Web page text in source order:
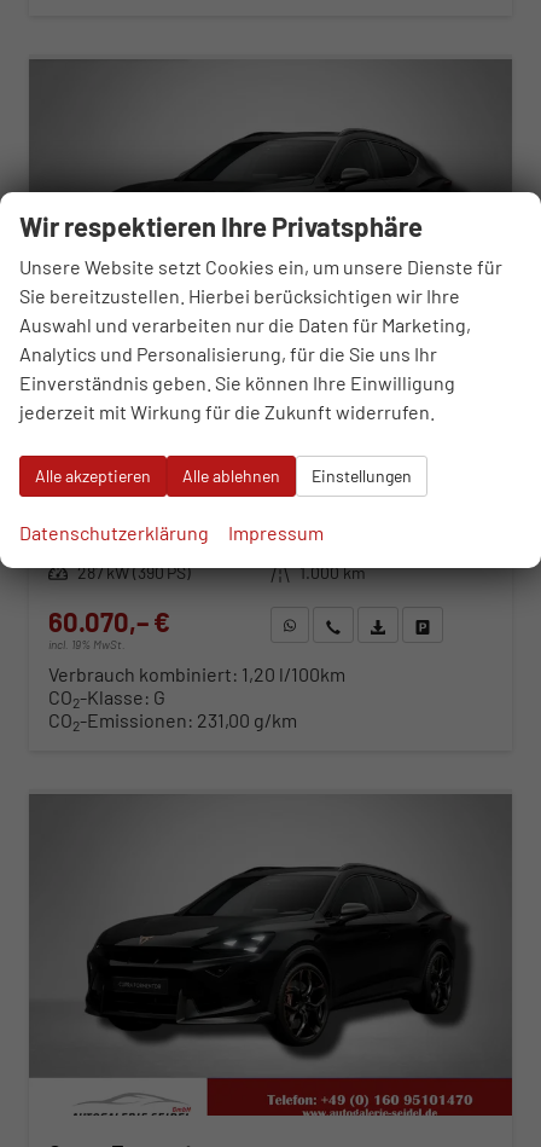
Cupra Formentor
Kraftstoff Benzin Außenfarbe Midnight Schwarz Metallic
Leistung 287 kW (390 PS) Kilometerstand 1.000 km
60.070,– €
incl. 19% MwSt.
WhatsApp anfragen
Wir rufen Sie anFahrzeugexposé (PDF)
Verbrauch kombiniert: 1,20 l/100km
CO2-Klasse: G
CO2-Emissionen: 231,00 g/km
Wir respektieren Ihre Privatsphäre
Unsere Website setzt Cookies ein, um unsere Dienste für
Sie bereitzustellen. Hierbei berücksichtigen wir Ihre
Auswahl und verarbeiten nur die Daten für Marketing,
Analytics und Personalisierung, für die Sie uns Ihr
Einverständnis geben. Sie können Ihre Einwilligung
jederzeit mit Wirkung für die Zukunft widerrufen.
Alle akzeptieren Alle ablehnen Einstellungen
Datenschutzerklärung Impressum